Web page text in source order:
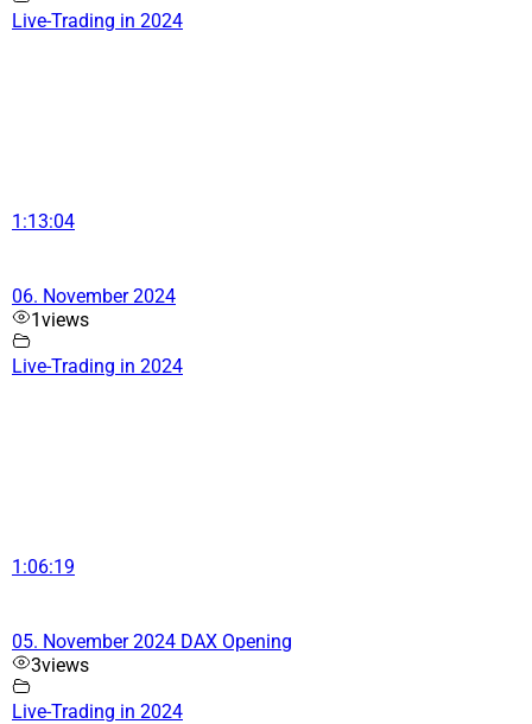
Live-Trading in 2024
1:13:04
06. November 2024
1views
Live-Trading in 2024
1:06:19
05. November 2024 DAX Opening
3views
Live-Trading in 2024